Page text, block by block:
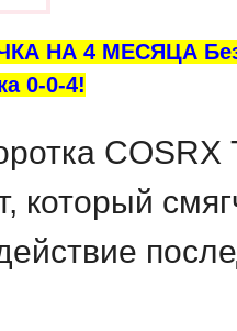
НА 4 МЕСЯЦА
0-0-4!
COSRX
который